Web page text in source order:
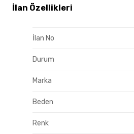
İlan Özellikleri
İlan No
Durum
Marka
Beden
Renk